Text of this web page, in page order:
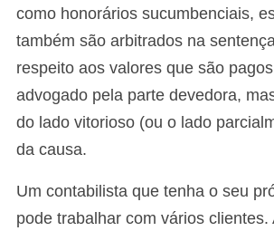
como honorários sucumbenciais,
também são arbitrados na
respeito aos valores que são
advogado pela parte devedora,
do lado vitorioso (ou o lado
da causa.
Um contabilista que tenha o seu
pode trabalhar com vários clientes.